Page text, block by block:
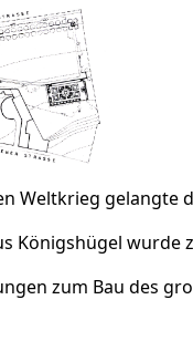
Weltkrieg gelangte
Königshügel
zum Bau des